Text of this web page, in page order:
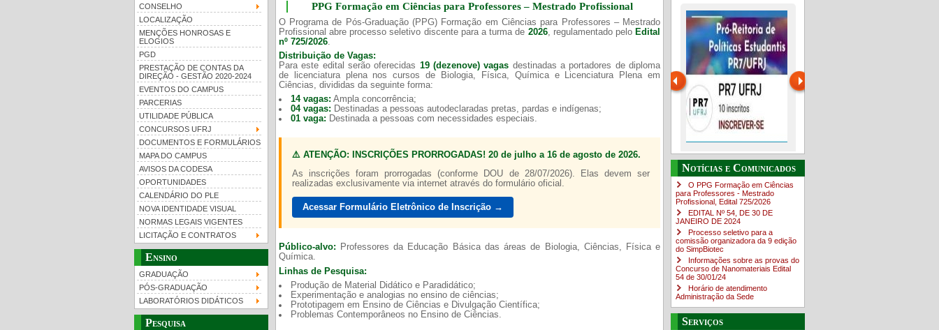
CONSELHO
LOCALIZAÇÃO
MENÇÕES HONROSAS E
ELOGIOS
PGD
PRESTAÇÃO DE CONTAS DA
DIREÇÃO - GESTÃO 2020-2024
EVENTOS DO CAMPUS
PARCERIAS
UTILIDADE PÚBLICA
CONCURSOS UFRJ
DOCUMENTOS E FORMULÁRIOS
MAPA DO CAMPUS
AVISOS DA CODESA
OPORTUNIDADES
CALENDÁRIO DO PLE
NOVA IDENTIDADE VISUAL
NORMAS LEGAIS VIGENTES
LICITAÇÃO E CONTRATOS
Ensino
GRADUAÇÃO
PÓS-GRADUAÇÃO
LABORATÓRIOS DIDÁTICOS
Pesquisa
PPG Formação em Ciências para Professores – Mestrado Profissional
O Programa de Pós-Graduação (PPG) Formação em Ciências para Professores – Mestrado
Profissional abre processo seletivo discente para a turma de 2026, regulamentado pelo Edital
nº 725/2026.
Distribuição de Vagas:
Para este edital serão oferecidas 19 (dezenove) vagas destinadas a portadores de diploma
de licenciatura plena nos cursos de Biologia, Física, Química e Licenciatura Plena em
Ciências, divididas da seguinte forma:
14 vagas: Ampla concorrência;
04 vagas: Destinadas a pessoas autodeclaradas pretas, pardas e indígenas;
01 vaga: Destinada a pessoas com necessidades especiais.
⚠️ ATENÇÃO: INSCRIÇÕES PRORROGADAS! 20 de julho a 16 de agosto de 2026.
As inscrições foram prorrogadas (conforme DOU de 28/07/2026). Elas devem ser
realizadas exclusivamente via internet através do formulário oficial.
Acessar Formulário Eletrônico de Inscrição →
Público-alvo: Professores da Educação Básica das áreas de Biologia, Ciências, Física e
Química.
Linhas de Pesquisa:
Produção de Material Didático e Paradidático;
Experimentação e analogias no ensino de ciências;
Prototipagem em Ensino de Ciências e Divulgação Científica;
Problemas Contemporâneos no Ensino de Ciências.
PR-7 Canal Youtube
https://www.youtube.com/channel/UC46BbEKCwNCdJvi4sNpOf3w
UFRJ 100 anos Notícias e Comunicados
O PPG Formação em Ciências
para Professores - Mestrado
Profissional, Edital ​725/202​6
EDITAL Nº 54, DE 30 DE
JANEIRO DE 2024
Processo seletivo para a
comissão organizadora da 9 edição
do SimpBiotec
Informações sobre as provas do
Concurso de Nanomateriais Edital
54 de 30/01/24
Horário de atendimento
Administração da Sede
Serviços